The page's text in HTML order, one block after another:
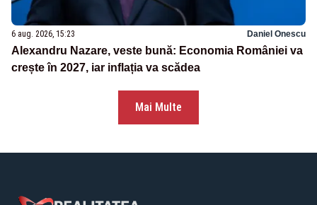
6 aug. 2026, 15:23 Daniel Onescu
Alexandru Nazare, veste bună: Economia României va
crește în 2027, iar inflația va scădea
Mai Multe